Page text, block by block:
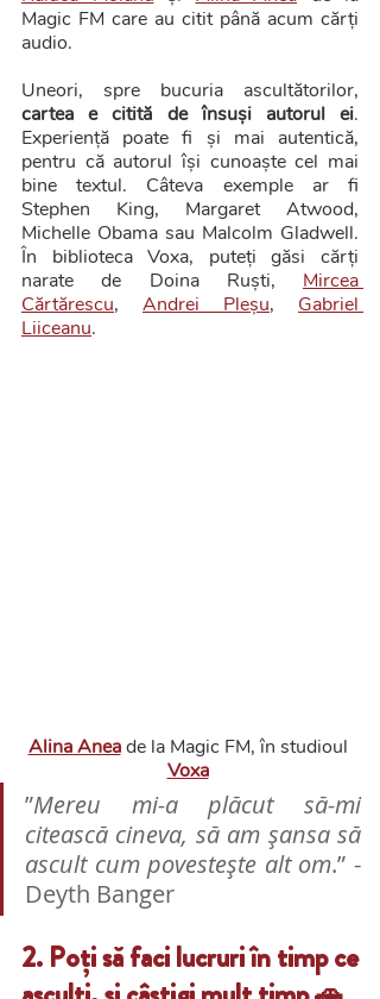
Magic FM care au citit până acum cărți
audio.
cartea e citită de însuși autorul ei.
Experiență poate fi și mai autentică,
pentru că autorul își cunoaște cel mai
bine textul. Câteva exemple ar fi
Stephen King, Margaret Atwood,
Michelle Obama sau Malcolm Gladwell.
În biblioteca Voxa, puteți găsi cărți
narate de Doina Ruști, Mircea
Cărtărescu, Andrei Pleșu, Gabriel
Liiceanu.
Alina Anea de la Magic FM, în studioul
Voxa
”Mereu mi-a plăcut să-mi
citească cineva, să am șansa să
ascult cum povestește alt om.” -
Deyth Banger
2. Poți să faci lucruri în timp ce